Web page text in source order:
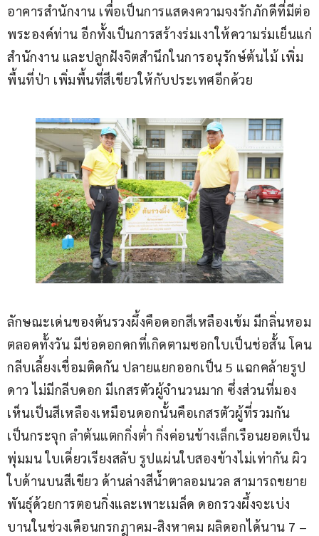
อาคารสำนักงาน เพื่อเป็นการแสดงความจงรักภักดีที่มีต่อ
พระองค์ท่าน อีกทั้งเป็นการสร้างร่มเงาให้ความร่มเย็นแก่
สำนักงาน และปลูกฝังจิตสำนึกในการอนุรักษ์ต้นไม้ เพิ่ม
พื้นที่ป่า เพิ่มพื้นที่สีเขียวให้กับประเทศอีกด้วย
ลักษณะเด่นของต้นรวงผึ้งคือดอกสีเหลืองเข้ม มีกลิ่นหอม
ตลอดทั้งวัน มีช่อดอกดกที่เกิดตามซอกใบเป็นช่อสั้น โคน
กลีบเลี้ยงเชื่อมติดกัน ปลายแยกออกเป็น 5 แฉกคล้ายรูป
ดาว ไม่มีกลีบดอก มีเกสรตัวผู้จำนวนมาก ซึ่งส่วนที่มอง
เห็นเป็นสีเหลืองเหมือนดอกนั้นคือเกสรตัวผู้ที่รวมกัน
เป็นกระจุก ลำต้นแตกกิ่งต่ำ กิ่งค่อนข้างเล็กเรือนยอดเป็น
พุ่มมน ใบเดี่ยวเรียงสลับ รูปแผ่นใบสองข้างไม่เท่ากัน ผิว
ใบด้านบนสีเขียว ด้านล่างสีน้ำตาลอมนวล สามารถขยาย
พันธุ์ด้วยการตอนกิ่งและเพาะเมล็ด ดอกรวงผึ้งจะเบ่ง
บานในช่วงเดือนกรกฎาคม-สิงหาคม ผลิดอกได้นาน 7 –